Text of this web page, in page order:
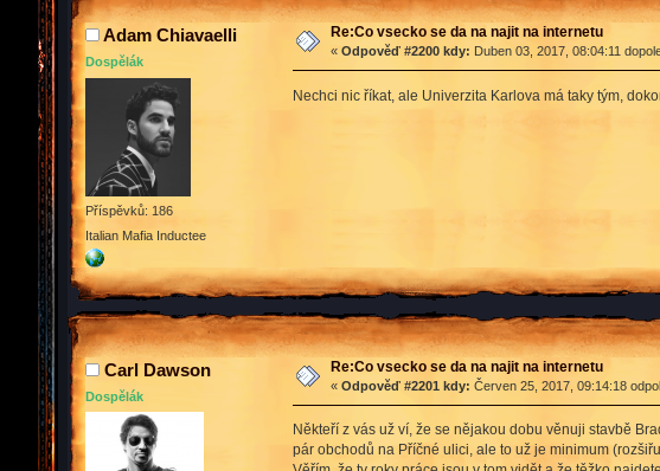
Adam Chiavaelli
Dospělák
Příspěvků: 186
Italian Mafia Inductee
Re:Co vsecko se da na najit na internetu
« Odpověď #2200 kdy: Duben 03, 2017, 08:04:11
Nechci nic říkat, ale Univerzita Karlova má taky tým,
Carl Dawson
Dospělák
Re:Co vsecko se da na najit na internetu
« Odpověď #2201 kdy: Červen 25, 2017, 09:14:18
Někteří z vás už ví, že se nějakou dobu věnuji stavbě
pár obchodů na Příčné ulici, ale to už je minimum